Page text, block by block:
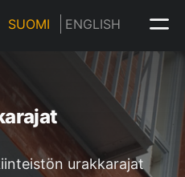
SUOMI ENGLISH
urakkarajat